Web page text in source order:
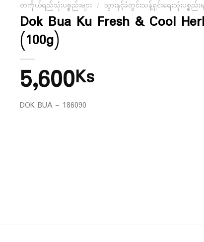
တကိုယ်ရည်သုံးပစ္စည်းများ / သွားနှင့်ခံတွင်းသန့်ရှင်းရေးသုံးပစ္စည်းမ
Dok Bua Ku Fresh & Cool
(100g)
5,600Ks
DOK BUA – 186090